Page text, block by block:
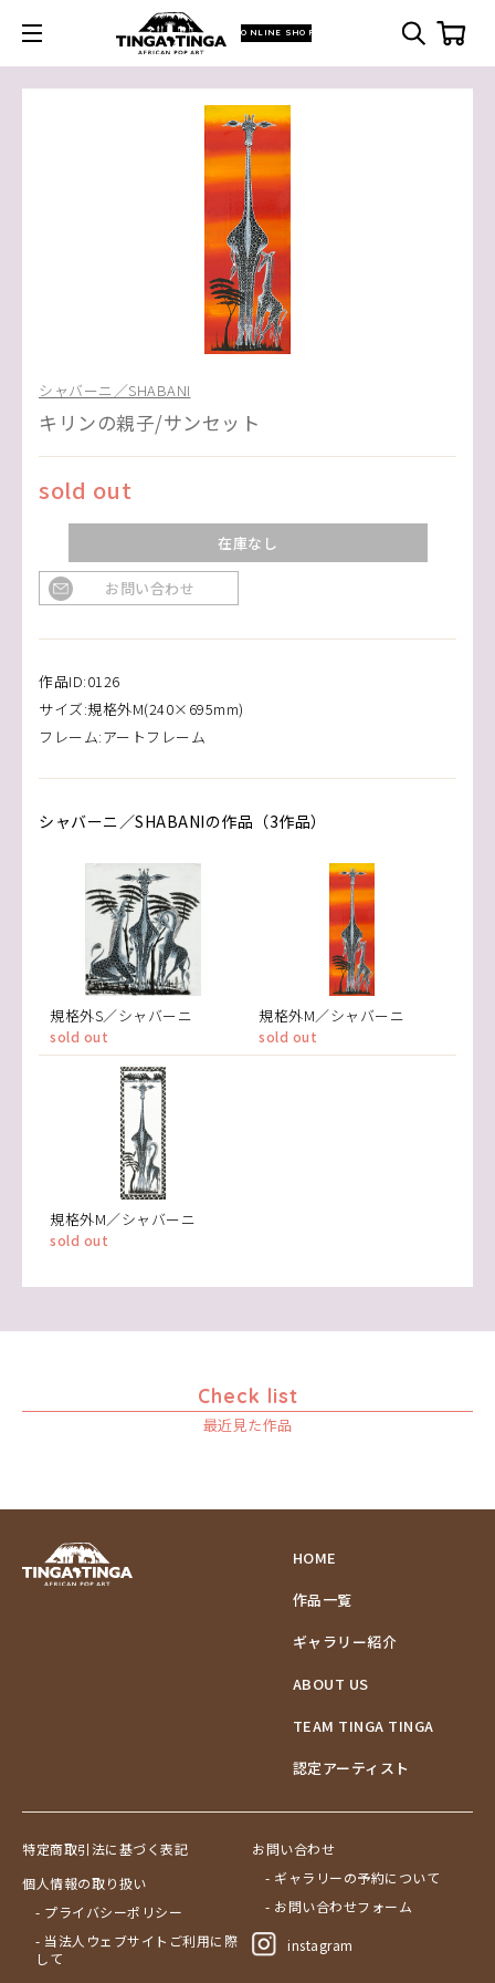
ONLINE SHOP
シャバーニ／SHABANI
キリンの親子/サンセット
sold out
在庫なし
お問い合わせ
作品ID:0126
サイズ:規格外M(240×695mm)
フレーム:アートフレーム
シャバーニ／SHABANIの作品（3作品）
規格外S／シャバーニ
sold out
規格外M／シャバーニ
sold out
規格外M／シャバーニ
sold out
Check list
最近見た作品
HOME
作品一覧
ギャラリー紹介
ABOUT US
TEAM TINGA TINGA
認定アーティスト
特定商取引法に基づく表記
個人情報の取り扱い
- プライバシーポリシー
- 当法人ウェブサイトご利用に際
して
お問い合わせ
- ギャラリーの予約について
- お問い合わせフォーム
instagram